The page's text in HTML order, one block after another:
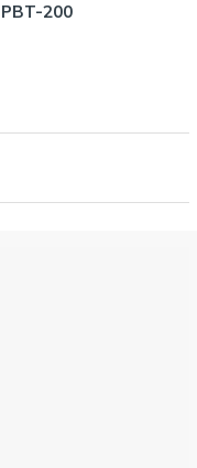
PBT-200, PBT-3002
200